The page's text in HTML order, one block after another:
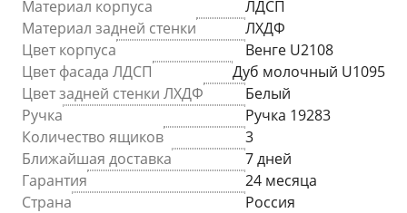
Материал корпуса
ЛДСП
Материал задней стенки
ЛХДФ
Цвет корпуса
Венге U2108
Цвет фасада ЛДСП
Дуб молочный U1095
Цвет задней стенки ЛХДФ
Белый
Ручка
Ручка 19283
Количество ящиков
3
Ближайшая доставка
7 дней
Гарантия
24 месяца
Страна
Россия